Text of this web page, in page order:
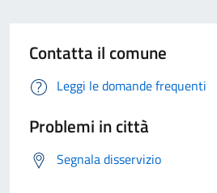
Contatta il comune
Leggi le domande frequenti
Problemi in città
Segnala disservizio